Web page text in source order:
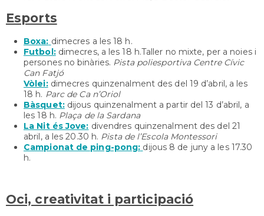
Esports
Boxa: dimecres a les 18 h.
Futbol:dimecres, a les 18 h.Taller no mixte, per a noies i
persones no binàries. Pista poliesportiva Centre Cívic
Can Fatjó
Vòlei:dimecres quinzenalment des del 19 d’abril, a les
18 h. Parc de Ca n’Oriol
Bàsquet: dijous quinzenalment a partir del 13 d’abril, a
les 18 h. Plaça de la Sardana
La Nit és Jove: divendres quinzenalment des del 21
abril, a les 20.30 h. Pista de l’Escola Montessori
Campionat de ping-pong: dijous 8 de juny a les 17.30
h.
Oci, creativitat i participació